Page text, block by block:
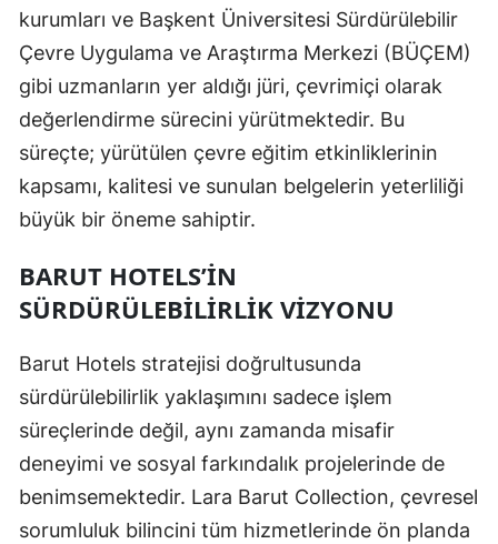
kurumları ve Başkent Üniversitesi Sürdürülebilir
Çevre Uygulama ve Araştırma Merkezi (BÜÇEM)
gibi uzmanların yer aldığı jüri, çevrimiçi olarak
değerlendirme sürecini yürütmektedir. Bu
süreçte; yürütülen çevre eğitim etkinliklerinin
kapsamı, kalitesi ve sunulan belgelerin yeterliliği
büyük bir öneme sahiptir.
BARUT HOTELS’IN
SÜRDÜRÜLEBILIRLIK VIZYONU
Barut Hotels stratejisi doğrultusunda
sürdürülebilirlik yaklaşımını sadece işlem
süreçlerinde değil, aynı zamanda misafir
deneyimi ve sosyal farkındalık projelerinde de
benimsemektedir. Lara Barut Collection, çevresel
sorumluluk bilincini tüm hizmetlerinde ön planda